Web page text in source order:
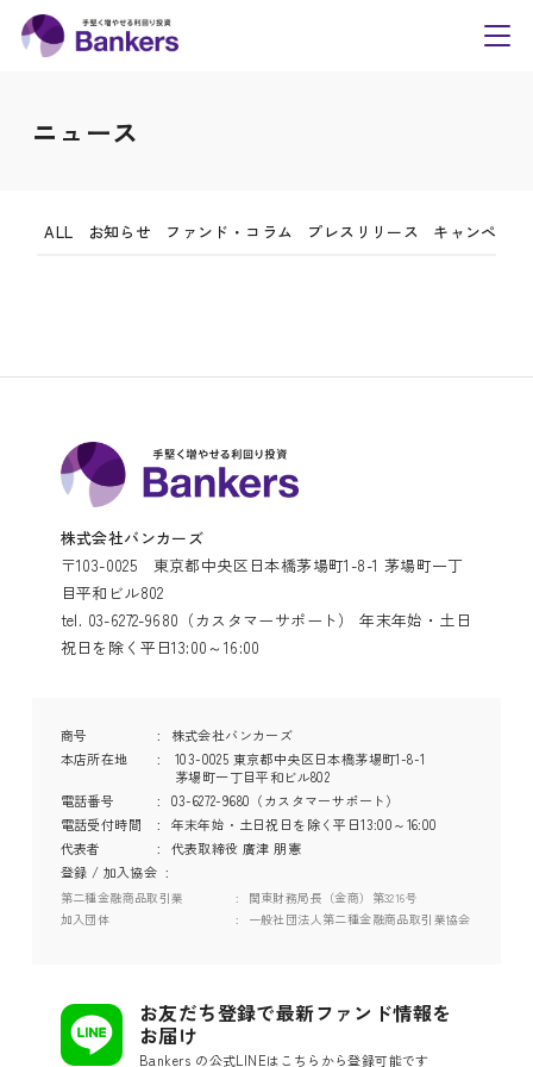
手数料・リスク等の広告記載事項
電磁的方法による書面交付に関する承諾書
いて
Bankers(バンカーズ) |
ニュース
ALL お知らせ ファンド・コラム プレスリリース キャンペーン
株式会社バンカーズ
〒103-0025 東京都中央区日本橋茅場町1-8-1 茅場町一丁
目平和ビル802
tel. 03-6272-9680（カスタマーサポート） 年末年始・土日
祝日を除く平日13:00～16:00
商号
株式会社バンカーズ
本店所在地
103-0025 東京都中央区日本橋茅場町1-8-1
茅場町一丁目平和ビル802
電話番号
03-6272-9680（カスタマーサポート）
電話受付時間
年末年始・土日祝日を除く平日13:00～16:00
代表者
代表取締役 廣津 朋憲
登録 / 加入協会
第二種金融商品取引業
関東財務局長（金商）第3216号
加入団体
一般社団法人第二種金融商品取引業協会
お友だち登録で最新ファンド情報を
お届け
Bankers の公式LINEはこちらから登録可能です